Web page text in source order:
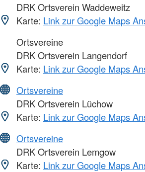
DRK Ortsverein Waddeweitz
Karte: Link zur Google Maps
Ortsvereine
DRK Ortsverein Langendorf
Karte: Link zur Google Maps
Ortsvereine
DRK Ortsverein Lüchow
Karte: Link zur Google Maps
Ortsvereine
DRK Ortsverein Lemgow
Karte: Link zur Google Maps